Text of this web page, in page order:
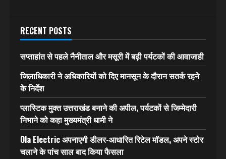
RECENT POSTS
सप्ताहांत से पहले नैनीताल और मसूरी में बढ़ी पर्यटकों की आवाजाही
जिलाधिकारी ने अधिकारियों को दिए मानसून के दौरान सतर्क रहने
के निर्देश
प्लास्टिक मुक्त उत्तराखंड बनाने की अपील, पर्यटकों से जिम्मेदारी
निभाने को कहा मुख्यमंत्री धामी ने
Ola Electric अपनाएगी डीलर-आधारित रिटेल मॉडल, अपने स्टोर
चलाने के पांच साल बाद किया फैसला